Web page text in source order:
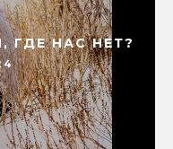
ГДЕ НАС НЕТ?